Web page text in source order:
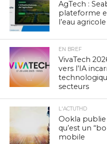
AgTech :
plateforme
l’eau
EN BREF
VivaTech
vers l’IA
secteurs
L'ACTUTHD
Ookla
qu’est un
mobile